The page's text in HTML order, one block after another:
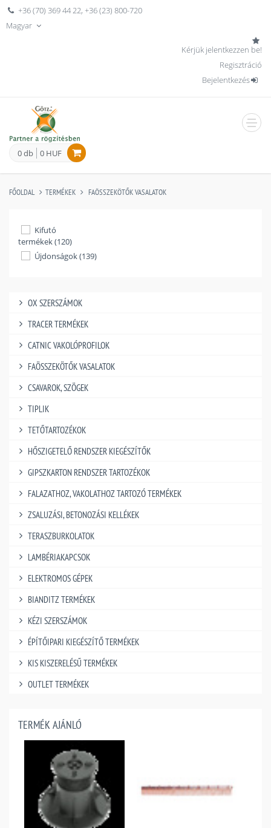
+36 (70) 369 44 22,+36 (23) 800-720
Magyar
Kérjük jelentkezzen be!
Regisztráció
Bejelentkezés
0 db 0 HUF
FŐOLDAL TERMÉKEK FAÖSSZEKÖTŐK VASALATOK
Kifutó
termékek (120)
Újdonságok (139)
OX SZERSZÁMOK
TRACER TERMÉKEK
CATNIC VAKOLÓPROFILOK
FAÖSSZEKÖTŐK VASALATOK
CSAVAROK, SZÖGEK
TIPLIK
TETŐTARTOZÉKOK
HŐSZIGETELŐ RENDSZER KIEGÉSZÍTŐK
GIPSZKARTON RENDSZER TARTOZÉKOK
FALAZATHOZ, VAKOLATHOZ TARTOZÓ TERMÉKEK
ZSALUZÁSI, BETONOZÁSI KELLÉKEK
TERASZBURKOLATOK
LAMBÉRIAKAPCSOK
ELEKTROMOS GÉPEK
BIANDITZ TERMÉKEK
KÉZI SZERSZÁMOK
ÉPÍTŐIPARI KIEGÉSZÍTŐ TERMÉKEK
KIS KISZERELÉSŰ TERMÉKEK
OUTLET TERMÉKEK
TERMÉK AJÁNLÓ